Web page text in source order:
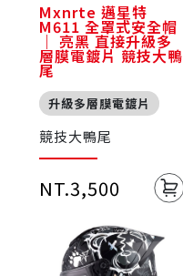
Mxnrte 邁星特
M611 全罩式安全帽
｜ 亮黑 直接升級多
層膜電鍍片 競技大鴨
尾
升級多層膜電鍍片
競技大鴨尾
NT.3,500